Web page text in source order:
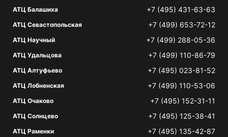
АТЦ Балашиха +7 (495) 431-63-63
АТЦ Севастопольская +7 (499) 653-72-12
АТЦ Научный +7 (499) 288-05-36
АТЦ Удальцова +7 (499) 110-86-79
АТЦ Алтуфьево +7 (495) 023-81-52
АТЦ Лобненская +7 (499) 110-53-06
АТЦ Очаково +7 (495) 152-31-11
АТЦ Солнцево +7 (495) 125-38-41
АТЦ Раменки +7 (495) 135-42-87